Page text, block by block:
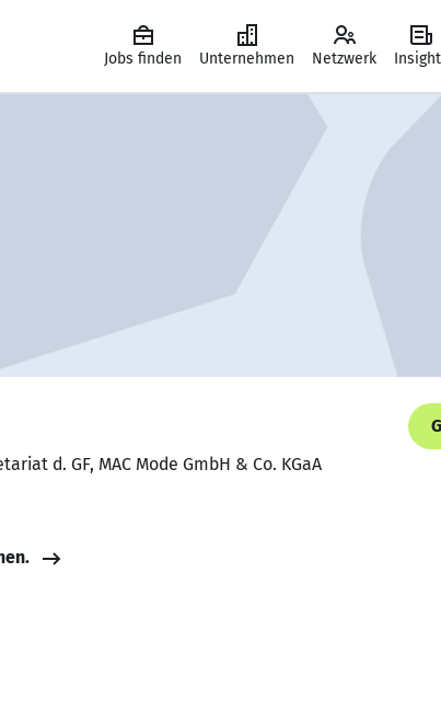
Jobs finden Unternehmen Netzwerk
d. GF, MAC Mode GmbH & Co. KGaA